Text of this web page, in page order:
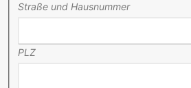
Straße und Hausnummer
PLZ